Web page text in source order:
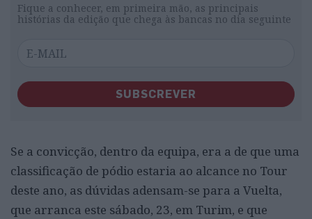
Fique a conhecer, em primeira mão, as principais
histórias da edição que chega às bancas no dia seguinte
SUBSCREVER
Se a convicção, dentro da equipa, era a de que uma
classificação de pódio estaria ao alcance no Tour
deste ano, as dúvidas adensam-se para a Vuelta,
que arranca este sábado, 23, em Turim, e que